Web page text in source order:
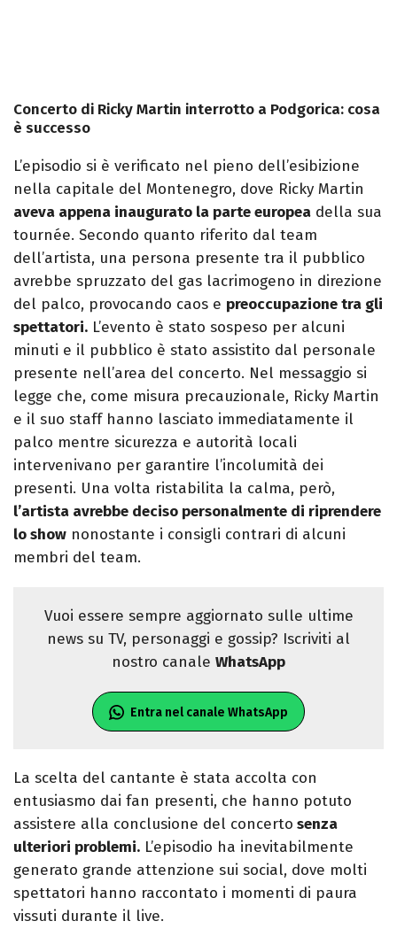
Concerto di Ricky Martin interrotto a Podgorica: cosa
è successo
L’episodio si è verificato nel pieno dell’esibizione
nella capitale del Montenegro, dove Ricky Martin
aveva appena inaugurato la parte europea della sua
tournée. Secondo quanto riferito dal team
dell’artista, una persona presente tra il pubblico
avrebbe spruzzato del gas lacrimogeno in direzione
del palco, provocando caos e preoccupazione tra gli
spettatori. L’evento è stato sospeso per alcuni
minuti e il pubblico è stato assistito dal personale
presente nell’area del concerto. Nel messaggio si
legge che, come misura precauzionale, Ricky Martin
e il suo staff hanno lasciato immediatamente il
palco mentre sicurezza e autorità locali
intervenivano per garantire l’incolumità dei
presenti. Una volta ristabilita la calma, però,
l’artista avrebbe deciso personalmente di riprendere
lo show nonostante i consigli contrari di alcuni
membri del team.
Vuoi essere sempre aggiornato sulle ultime
news su TV, personaggi e gossip? Iscriviti al
nostro canale WhatsApp
Entra nel canale WhatsApp
La scelta del cantante è stata accolta con
entusiasmo dai fan presenti, che hanno potuto
assistere alla conclusione del concerto senza
ulteriori problemi. L’episodio ha inevitabilmente
generato grande attenzione sui social, dove molti
spettatori hanno raccontato i momenti di paura
vissuti durante il live.